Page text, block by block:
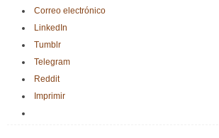
Correo electrónico
LinkedIn
Tumblr
Telegram
Reddit
Imprimir